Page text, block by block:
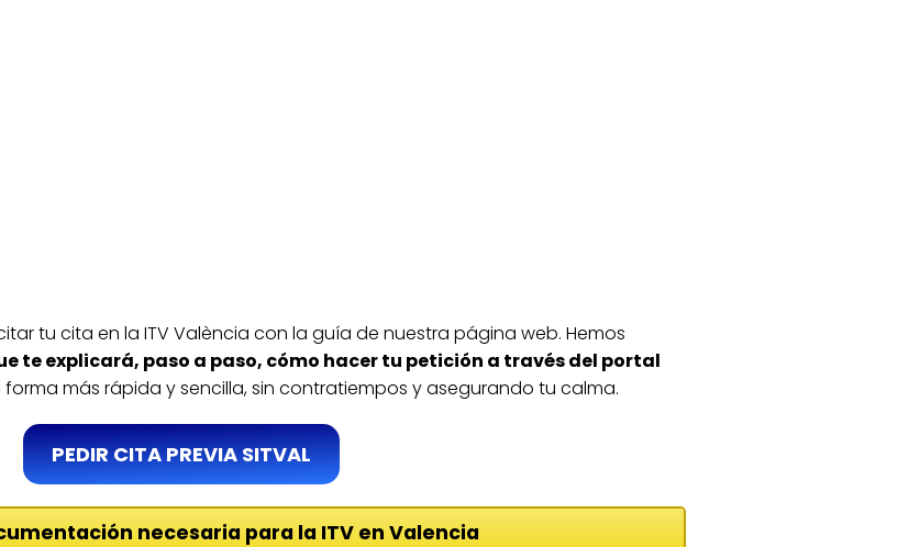
tu cita en la ITV València con la guía de nuestra página web. Hemos
te explicará, paso a paso, cómo hacer tu petición a través del portal
más rápida y sencilla, sin contratiempos y asegurando tu calma.
PEDIR CITA PREVIA SITVAL
necesaria para la ITV en Valencia